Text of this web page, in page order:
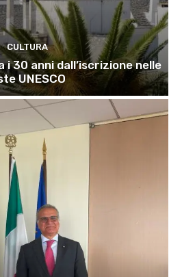
CULTURA
i 30 anni dall’iscrizione nelle
UNESCO